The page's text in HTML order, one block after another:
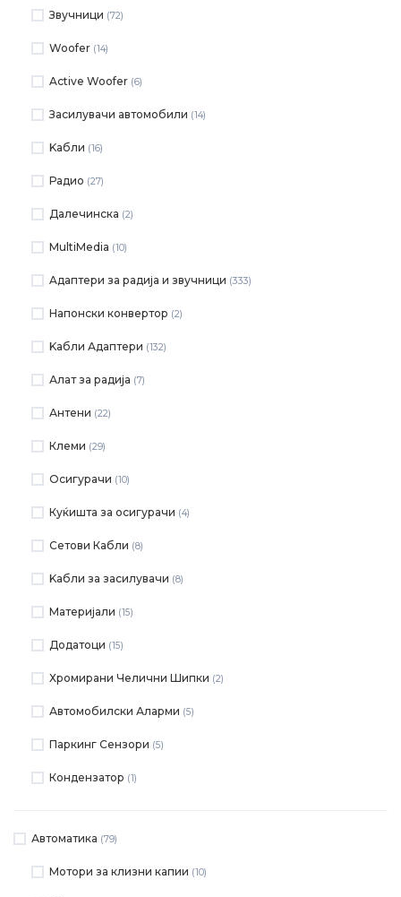
Звучници (72)
Woofer (14)
Active Woofer (6)
Засилувачи автомобили (14)
Kабли (16)
Радио (27)
Далечинска (2)
MultiMedia (10)
Aдаптери за радија и звучници (333)
Напонски конвертор (2)
Kабли Адаптери (132)
Алат за радија (7)
Антени (22)
Клеми (29)
Осигурачи (10)
Куќишта за осигурачи (4)
Сетови Кабли (8)
Kабли за засилувачи (8)
Материјали (15)
Додатоци (15)
Хромирани Челични Шипки (2)
Автомобилски Аларми (5)
Паркинг Сензори (5)
Кондензатор (1)
Автоматика (79)
Мотори за клизни капии (10)